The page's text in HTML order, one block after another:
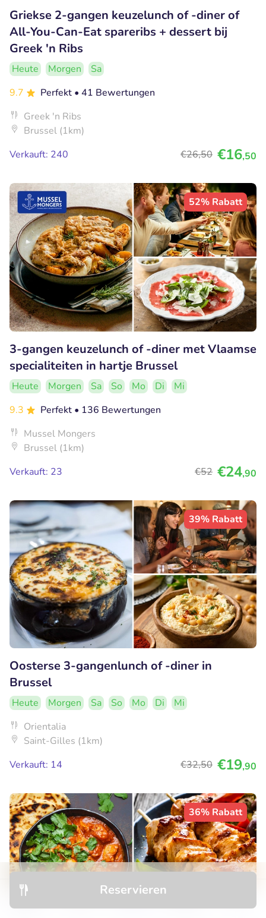
Reservieren
Griekse 2-gangen keuzelunch of -diner of
All-You-Can-Eat spareribs + dessert bij
Greek 'n Ribs
Heute Morgen
Sa
9.7
Perfekt • 41 Bewertungen
Greek 'n Ribs
Brussel (1km)
Verkauft: 240
€26,50 €16,50
52% Rabatt
3-gangen keuzelunch of -diner met Vlaamse
specialiteiten in hartje Brussel
Heute Morgen Sa So Mo Di
Mi
9.3
Perfekt • 136 Bewertungen
Mussel Mongers
Brussel (1km)
Verkauft: 23
€52 €24,90
39% Rabatt
Oosterse 3-gangenlunch of -diner in
Brussel
Heute Morgen Sa So Mo Di
Mi
Orientalia
Saint-Gilles (1km)
Verkauft: 14
€32,50 €19,90
36% Rabatt